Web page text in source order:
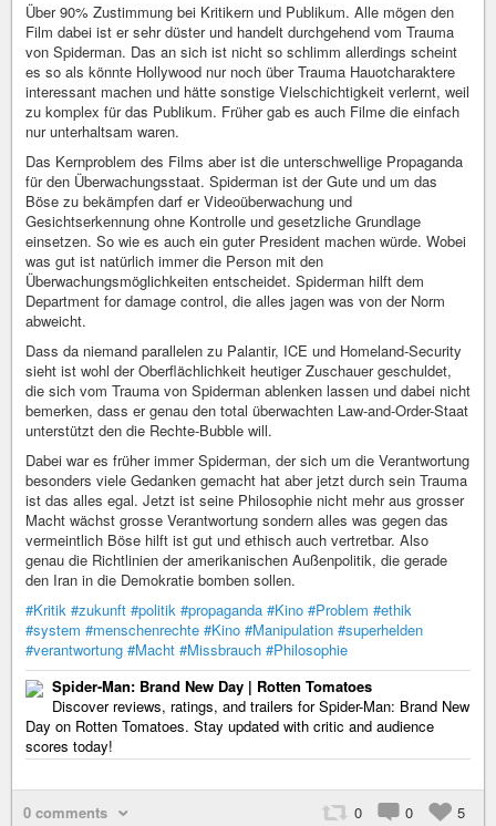
Über 90% Zustimmung bei Kritikern und Publikum. Alle mögen den
Film dabei ist er sehr düster und handelt durchgehend vom Trauma
von Spiderman. Das an sich ist nicht so schlimm allerdings scheint
es so als könnte Hollywood nur noch über Trauma Hauotcharaktere
interessant machen und hätte sonstige Vielschichtigkeit verlernt, weil
zu komplex für das Publikum. Früher gab es auch Filme die einfach
nur unterhaltsam waren.
Das Kernproblem des Films aber ist die unterschwellige Propaganda
für den Überwachungsstaat. Spiderman ist der Gute und um das
Böse zu bekämpfen darf er Videoüberwachung und
Gesichtserkennung ohne Kontrolle und gesetzliche Grundlage
einsetzen. So wie es auch ein guter President machen würde. Wobei
was gut ist natürlich immer die Person mit den
Überwachungsmöglichkeiten entscheidet. Spiderman hilft dem
Department for damage control, die alles jagen was von der Norm
abweicht.
Dass da niemand parallelen zu Palantir, ICE und Homeland-Security
sieht ist wohl der Oberflächlichkeit heutiger Zuschauer geschuldet,
die sich vom Trauma von Spiderman ablenken lassen und dabei nicht
bemerken, dass er genau den total überwachten Law-and-Order-Staat
unterstützt den die Rechte-Bubble will.
Dabei war es früher immer Spiderman, der sich um die Verantwortung
besonders viele Gedanken gemacht hat aber jetzt durch sein Trauma
ist das alles egal. Jetzt ist seine Philosophie nicht mehr aus grosser
Macht wächst grosse Verantwortung sondern alles was gegen das
vermeintlich Böse hilft ist gut und ethisch auch vertretbar. Also
genau die Richtlinien der amerikanischen Außenpolitik, die gerade
den Iran in die Demokratie bomben sollen.
#Kritik #zukunft #politik #propaganda #Kino #Problem #ethik
#system #menschenrechte #Kino #Manipulation #superhelden
#verantwortung #Macht #Missbrauch #Philosophie
Spider-Man: Brand New Day | Rotten Tomatoes
Discover reviews, ratings, and trailers for Spider-Man: Brand New
Day on Rotten Tomatoes. Stay updated with critic and audience
scores today!
0 comments 0 0 5